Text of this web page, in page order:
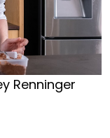
Renninger